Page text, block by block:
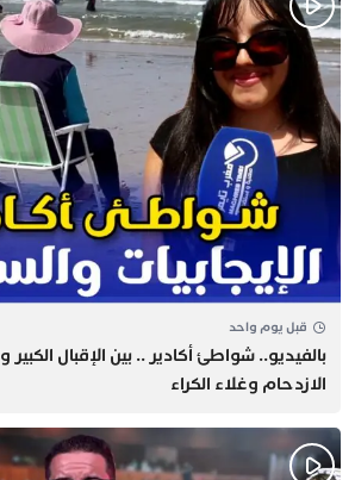
قبل يوم واحد
بالفيديو.. شواطئ أكادير .. بين الإقبال الكبير
الازدحام وغلاء الكراء